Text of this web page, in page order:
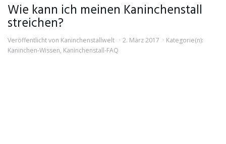
Wie kann ich meinen Kaninchenstall
streichen?
Veröffentlicht von Kaninchenstallwelt 2. März 2017
Kategorie(n):
Kaninchen-Wissen, Kaninchenstall-FAQ